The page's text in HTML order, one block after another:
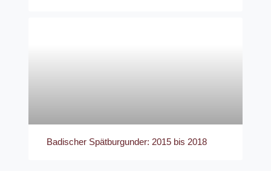
Badischer Spätburgunder: 2015 bis 2018